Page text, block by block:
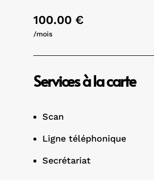
100.00 €
/mois
Services à la carte
Scan
Ligne téléphonique
Secrétariat